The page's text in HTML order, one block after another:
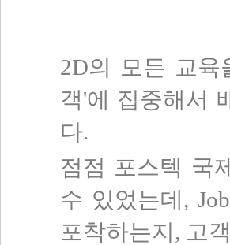
2D의 모든 교육
객'에 집중해서
다.
점점 포스텍 국
수 있었는데,
포착하는지, 고